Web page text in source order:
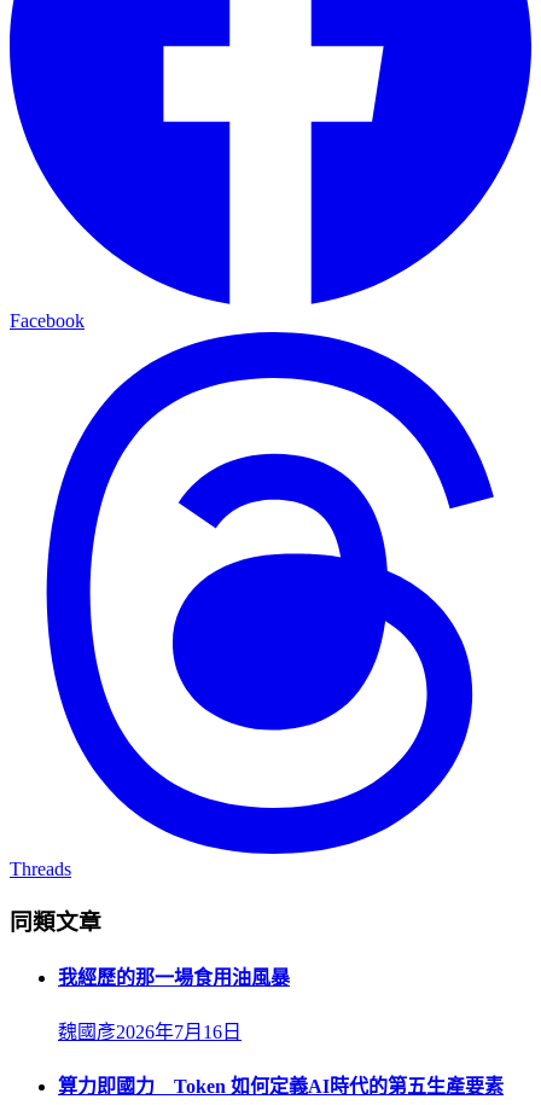
Facebook
Threads
同類文章
我經歷的那一場食用油風暴
魏國彥2026年7月16日
算力即國力 Token 如何定義AI時代的第五生產要素